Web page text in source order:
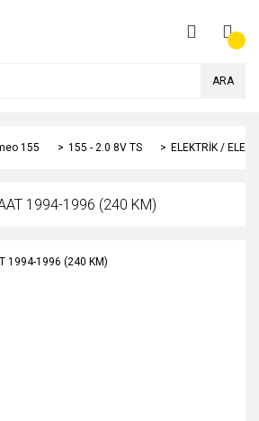
ARA
155 155 - 2.0 8V TS ELEKTRİK /
1994-1996 (240 KM)